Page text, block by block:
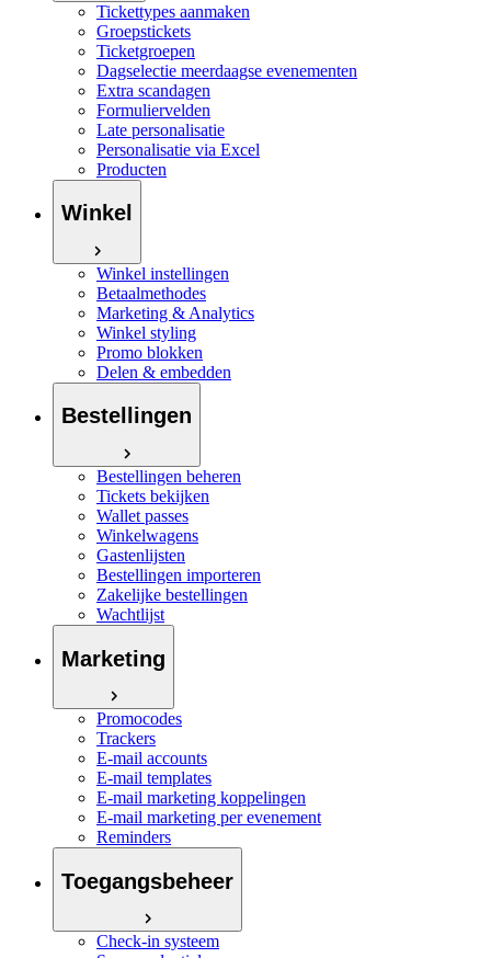
Tickettypes aanmaken
Groepstickets
Ticketgroepen
Dagselectie meerdaagse evenementen
Extra scandagen
Formuliervelden
Late personalisatie
Personalisatie via Excel
Producten
Winkel
Winkel instellingen
Betaalmethodes
Marketing & Analytics
Winkel styling
Promo blokken
Delen & embedden
Bestellingen
Bestellingen beheren
Tickets bekijken
Wallet passes
Winkelwagens
Gastenlijsten
Bestellingen importeren
Zakelijke bestellingen
Wachtlijst
Marketing
Promocodes
Trackers
E-mail accounts
E-mail templates
E-mail marketing koppelingen
E-mail marketing per evenement
Reminders
Toegangsbeheer
Check-in systeem